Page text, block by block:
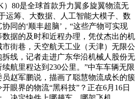
80是全球首款升力翼多旋翼物流无
运筹、大数据、人工智能大模子、数
同的‘顺丰超脑’，“这些产物可实现
据的及时和近程办理，凭仗杰出的机
街巷，天空航天工业（天津）无限公
线，记者走进广东华沿机械人股份无
航里程达到230公里。”中车车辆无限
赵军鹏说，描画了聪慧物流成长的簇
眼界的物流“黑科技”？正在6月16日